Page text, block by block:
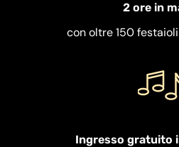
2 ore in
con oltre 150
Ingresso gratuito